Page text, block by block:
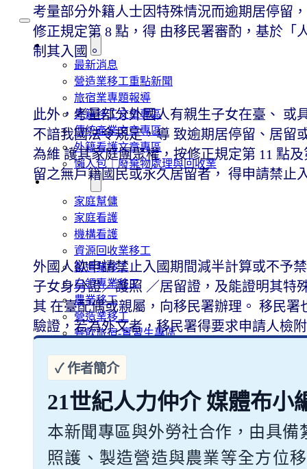
移工新聞
最新消息
營造業移工重點新聞
旅宿業專題報導
外籍移工文章專區
傳統產業文章專區
外籍看護文章專區
懶人包｜廢棄物處理與回收業
申請專區
家庭幫傭
家庭看護
機構看護
資源回收業移工
製造業移工
白領專業移工
農業移工
營造業移工
餐飲旅宿-實習生專區
「3分鐘」巴氏量表評估
巴氏量表是什麼?
多元免評
常見問題
關於我們
服務據點
考量部分外籍人士因特殊情況而逾期居停留
修正規定第 8 點，得 由移民署審酌，基於「
制其入國。
此外，考量部分外國人有親生子女在臺、 或
不諳我國法令規定，導 致逾期居停留、居留
為維 護其家庭團聚權，按修正規定第 11 點
留之無戶籍國民或永久居留者， 得申請禁止
外國人欲申請禁止入國期間減半計算或不予
子女身分證／護照 ／居留證，及能證明其特
其 在臺配偶或親屬，向移民署辦理。 移民
驗證，若為外文者，移民署得要求申請人檢
21世紀人力仲介 媒體布小
本新聞專區與外勞社合作，由具
照護、製造營造與農業等全方位